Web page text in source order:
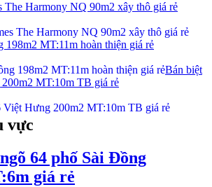
The Harmony NQ 90m2 xây thô giá rẻ
198m2 MT:11m hoàn thiện giá rẻ
Bán biệt
MT:10m TB giá rẻ
vực
64 phố Sài Đồng
giá rẻ